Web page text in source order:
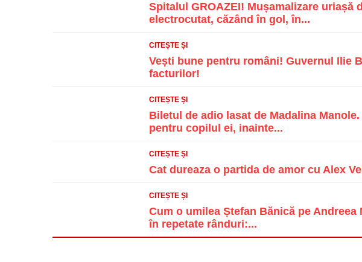
Spitalul GROAZEI! Mușamalizare uriașă
electrocutat, căzând în gol, în...
CITEȘTE ȘI
Vești bune pentru români! Guvernul Ilie
facturilor!
CITEȘTE ȘI
Biletul de adio lasat de Madalina
pentru copilul ei, inainte...
CITEȘTE ȘI
Cat dureaza o partida de amor cu Alex
CITEȘTE ȘI
Cum o umilea Ștefan Bănică pe
în repetate rânduri:...